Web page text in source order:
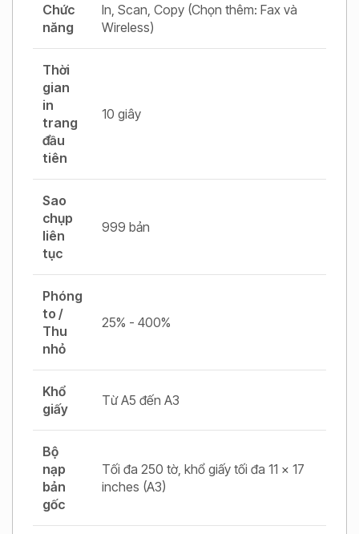
Chức
năng
In, Scan, Copy (Chọn thêm: Fax và
Wireless)
Thời
gian
in
trang
đầu
tiên
10 giây
Sao
chụp
liên
tục
999 bản
Phóng
to /
Thu
nhỏ
25% - 400%
Khổ
giấy
Từ A5 đến A3
Bộ
nạp
bản
gốc
Tối đa 250 tờ, khổ giấy tối đa 11 x 17
inches (A3)